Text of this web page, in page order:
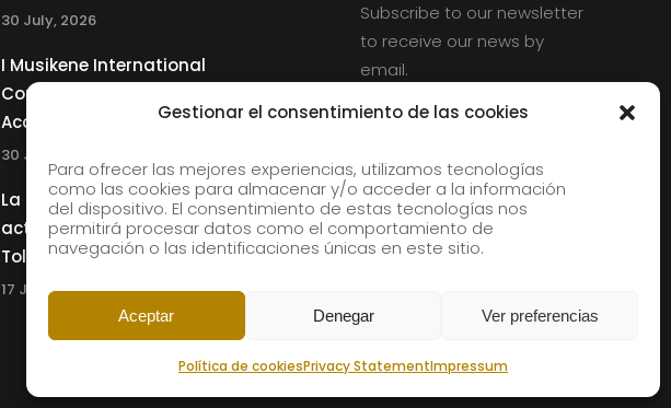
Gestionar el consentimiento de las cookies
Para ofrecer las mejores experiencias, utilizamos tecnologías
como las cookies para almacenar y/o acceder a la información
del dispositivo. El consentimiento de estas tecnologías nos
permitirá procesar datos como el comportamiento de
navegación o las identificaciones únicas en este sitio.
Aceptar Denegar Ver preferencias
Política de cookiesPrivacy StatementImpressum
30 July, 2026
I Musikene International
Competition for Young
Accordionists
30 July, 2026
La Musikene Big Band
actuará junto a Charles
Tolliver en el 61 Jazzaldia
17 July, 2026
Subscribe to our newsletter
to receive our news by
email.